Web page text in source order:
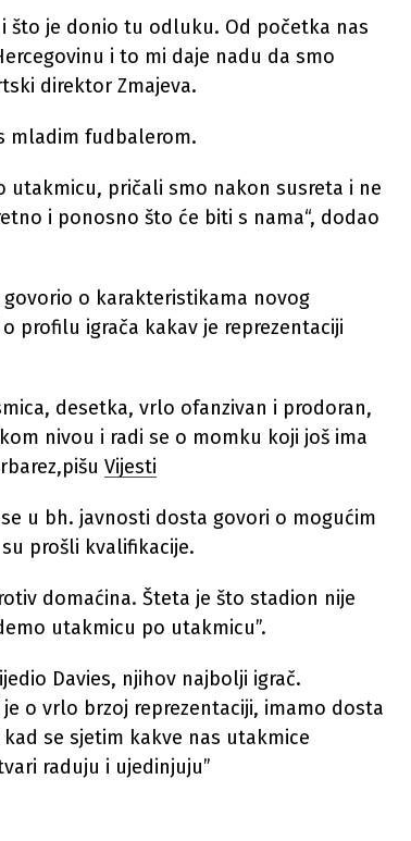
što je donio tu odluku. Od početka nas
i to mi daje nadu da smo
direktor Zmajeva.
mladim fudbalerom.
utakmicu, pričali smo nakon susreta i ne
i ponosno što će biti s nama“, dodao
o karakteristikama novog
profilu igrača kakav je reprezentaciji
desetka, vrlo ofanzivan i prodoran,
nivou i radi se o momku koji još ima
Vijesti
u bh. javnosti dosta govori o mogućim
prošli kvalifikacije.
domaćina. Šteta je što stadion nije
utakmicu po utakmicu”.
Davies, njihov najbolji igrač.
o vrlo brzoj reprezentaciji, imamo dosta
se sjetim kakve nas utakmice
raduju i ujedinjuju”